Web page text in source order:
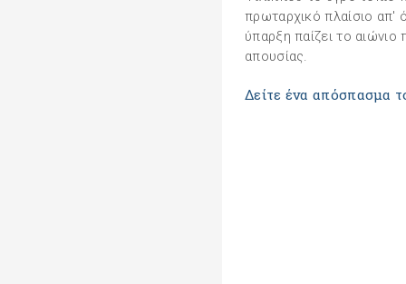
πρωταρχικό πλαίσιο απ'
ύπαρξη παίζει το αιώνιο
απουσίας.
Δείτε ένα απόσπασμα